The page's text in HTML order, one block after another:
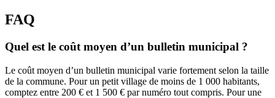
FAQ
Quel est le coût moyen d’un bulletin municipal ?
Le coût moyen d’un bulletin municipal varie fortement selon la taille
de la commune. Pour un petit village de moins de 1 000 habitants,
comptez entre 200 € et 1 500 € par numéro tout compris. Pour une